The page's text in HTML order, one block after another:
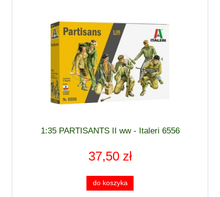
1:35 PARTISANTS II ww - Italeri 6556
37,50 zł
do koszyka